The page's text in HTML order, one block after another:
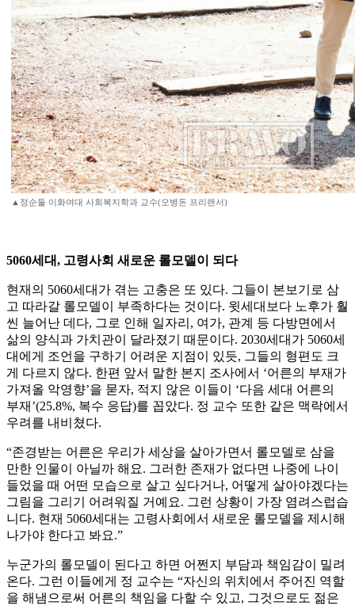
▲정순둘 이화여대 사회복지학과 교수(오병돈 프리랜서)
5060세대, 고령사회 새로운 롤모델이 되다
현재의 5060세대가 겪는 고충은 또 있다. 그들이 본보기로 삼
고 따라갈 롤모델이 부족하다는 것이다. 윗세대보다 노후가 훨
씬 늘어난 데다, 그로 인해 일자리, 여가, 관계 등 다방면에서
삶의 양식과 가치관이 달라졌기 때문이다. 2030세대가 5060세
대에게 조언을 구하기 어려운 지점이 있듯, 그들의 형편도 크
게 다르지 않다. 한편 앞서 말한 본지 조사에서 ‘어른의 부재가
가져올 악영향’을 묻자, 적지 않은 이들이 ‘다음 세대 어른의
부재’(25.8%, 복수 응답)를 꼽았다. 정 교수 또한 같은 맥락에서
우려를 내비쳤다.
“존경받는 어른은 우리가 세상을 살아가면서 롤모델로 삼을
만한 인물이 아닐까 해요. 그러한 존재가 없다면 나중에 나이
들었을 때 어떤 모습으로 살고 싶다거나, 어떻게 살아야겠다는
그림을 그리기 어려워질 거예요. 그런 상황이 가장 염려스럽습
니다. 현재 5060세대는 고령사회에서 새로운 롤모델을 제시해
나가야 한다고 봐요.”
누군가의 롤모델이 된다고 하면 어쩐지 부담과 책임감이 밀려
온다. 그런 이들에게 정 교수는 “자신의 위치에서 주어진 역할
을 해냄으로써 어른의 책임을 다할 수 있고, 그것으로도 젊은